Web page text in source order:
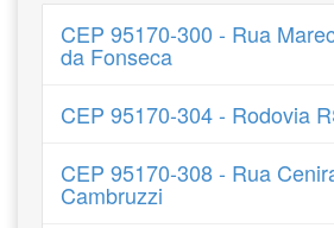
CEP 95170-300 - Rua
da Fonseca
CEP 95170-304 - Rodovia
CEP 95170-308 - Rua
Cambruzzi